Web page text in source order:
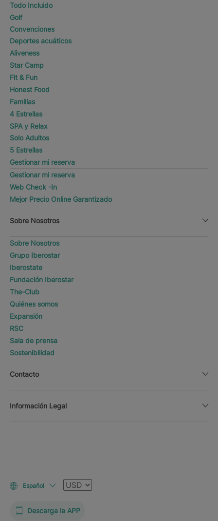
Todo Incluido
Golf
Convenciones
Deportes acuáticos
Aliveness
Star Camp
Fit & Fun
Honest Food
Familias
4 Estrellas
SPA y Relax
Solo Adultos
5 Estrellas
Gestionar mi reserva
Gestionar mi reserva
Web Check -In
Mejor Precio Online Garantizado
Sobre Nosotros
Sobre Nosotros
Grupo Iberostar
Iberostate
Fundación Iberostar
The-Club
Quiénes somos
Expansión
RSC
Sala de prensa
Sostenibilidad
Contacto
Información Legal
Español Moneda
Descarga la APP